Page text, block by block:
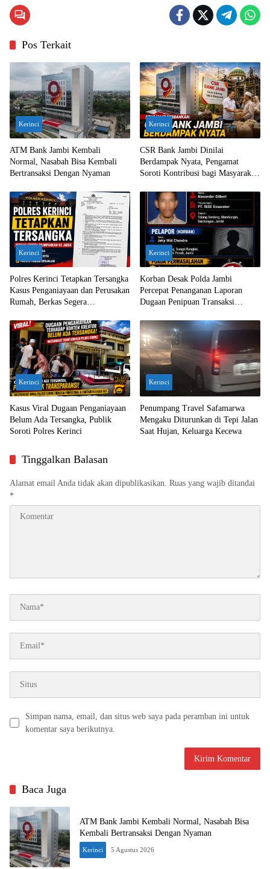
Pos Terkait
Kerinci
ATM Bank Jambi Kembali
Normal, Nasabah Bisa Kembali
Bertransaksi Dengan Nyaman
Kerinci
CSR Bank Jambi Dinilai
Berdampak Nyata, Pengamat
Soroti Kontribusi bagi Masyarakat
Kerinci
Polres Kerinci Tetapkan Tersangka
Kasus Penganiayaan dan Perusakan
Rumah, Berkas Segera
Kerinci
Korban Desak Polda Jambi
Percepat Penanganan Laporan
Dugaan Penipuan Transaksi
Kerinci
Kasus Viral Dugaan Penganiayaan
Belum Ada Tersangka, Publik
Soroti Polres Kerinci
Kerinci
Penumpang Travel Safamarwa
Mengaku Diturunkan di Tepi Jalan
Saat Hujan, Keluarga Kecewa
Tinggalkan Balasan
Alamat email Anda tidak akan dipublikasikan. Ruas yang wajib ditandai
*
Simpan nama, email, dan situs web saya pada peramban ini untuk
komentar saya berikutnya.
Baca Juga
ATM Bank Jambi Kembali Normal, Nasabah Bisa
Kembali Bertransaksi Dengan Nyaman
Kerinci 5 Agustus 2026